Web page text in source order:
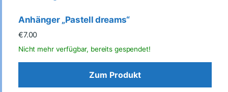
Anhänger „Pastell dreams“
€7.00
Zum Produkt